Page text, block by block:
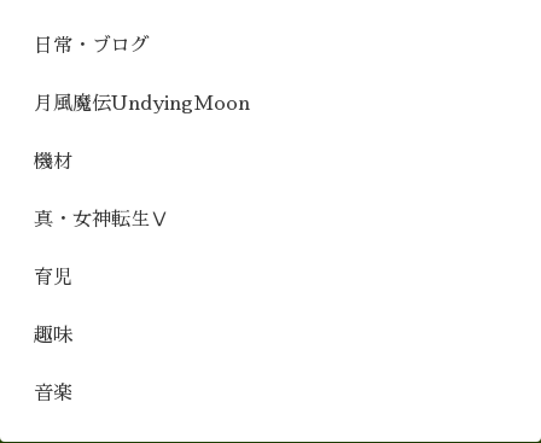
日常・ブログ
月風魔伝UndyingMoon
機材
真・女神転生Ⅴ
育児
趣味
音楽